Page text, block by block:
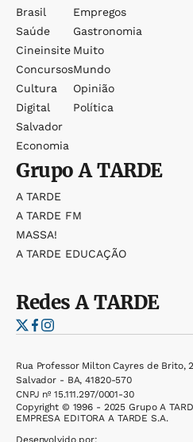
Brasil
Saúde
Cineinsite
Concursos
Cultura
Digital
Salvador
Economia
Empregos
Gastronomia
Muito
Mundo
Opinião
Política
GrupoA TARDE
A TARDE
A TARDE FM
MASSA!
A TARDE EDUCAÇÃO
RedesA TARDE
Rua Professor Milton Cayres de Brito,
Salvador - BA, 41820-570
CNPJ nº 15.111.297/0001-30
Copyright © 1996 - 2025 Grupo A
EMPRESA EDITORA A TARDE S.A.
Desenvolvido por: